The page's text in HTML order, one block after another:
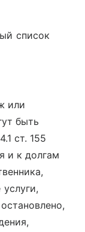
список
или
быть
ст. 155
и к долгам